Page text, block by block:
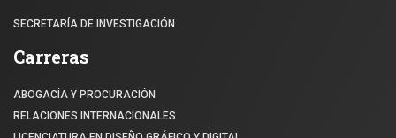
SECRETARÍA DE INVESTIGACIÓN
Carreras
ABOGACÍA Y PROCURACIÓN
RELACIONES INTERNACIONALES